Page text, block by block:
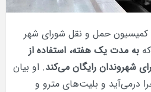
حمل و نقل شورای شهر
به مدت یک هفته، استفاده از
شهروندان رایگان می‌کند. او بیان
درمی‌آید و بلیت‌های مترو و